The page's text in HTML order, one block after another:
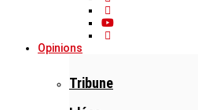
Opinions
Tribune